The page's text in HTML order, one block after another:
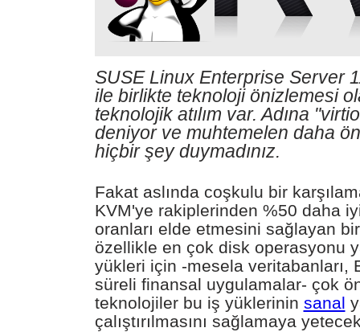
SUSE Linux Enterprise Server
ile birlikte teknoloji önizlemesi
teknolojik atılım var. Adına
deniyor ve muhtemelen daha
hiçbir şey duymadınız.
Fakat aslında coşkulu bir
KVM'ye rakiplerinden %50 daha
oranları elde etmesini sağlayan
özellikle en çok disk operasyonu
yükleri için -mesela veritabanları,
süreli finansal uygulamalar- çok
teknolojiler bu iş yüklerinin sanal
çalıştırılmasını sağlamaya